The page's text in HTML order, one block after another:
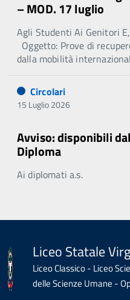
– MOD. 17 luglio
Agli Studenti Ai Genitori
Oggetto: Prove di
dalla mobilità
Circolari
15 Luglio 2026
Avviso: disponibili
Diploma
Ai diplomati a.s.
Liceo Statale
Liceo Classico - Liceo
delle Scienze Umane -